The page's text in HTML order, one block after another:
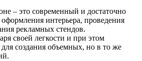
– это современный и достаточно
интерьера, проведения
рекламных стендов.
своей легкости и при этом
создания объемных, но в то же